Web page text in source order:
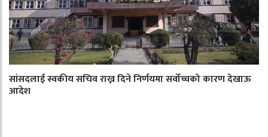
सांसदलाई स्वकीय सचिव राख्न दिने निर्णयमा सर्वोच्चको कारण देखाऊ
आदेश